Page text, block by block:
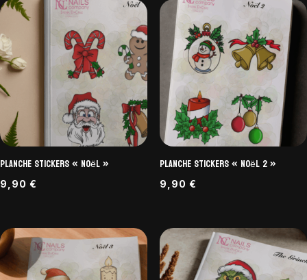
Planche Stickers « Noël »
9,90 €
Planche Stickers « Noël 2 »
9,90 €